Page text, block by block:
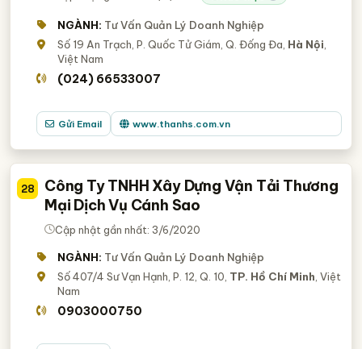
NGÀNH: Tư Vấn Quản Lý Doanh Nghiệp
Số 19 An Trạch, P. Quốc Tử Giám, Q. Đống Đa, Hà Nội
Việt Nam
(024) 66533007
Gửi Email www.thanhs.com.vn
28
Công Ty TNHH Xây Dựng Vận Tải Thương
Mại Dịch Vụ Cánh Sao
Cập nhật gần nhất: 3/6/2020
NGÀNH: Tư Vấn Quản Lý Doanh Nghiệp
Số 407/4 Sư Vạn Hạnh, P. 12, Q. 10, TP. Hồ Chí Minh , Việt
Nam
0903000750